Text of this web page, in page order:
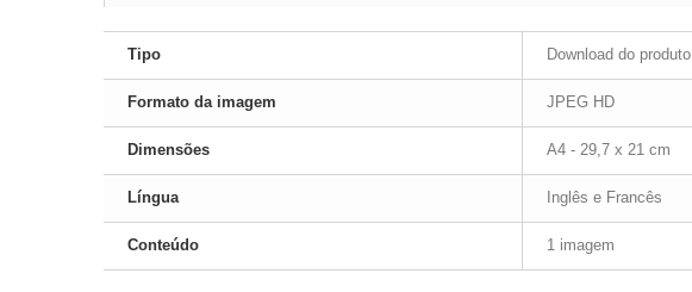
Tipo Download do produto
Formato da imagem JPEG HD
Dimensões A4 - 29,7 x 21 cm
Língua Inglês e Francês
Conteúdo 1 imagem